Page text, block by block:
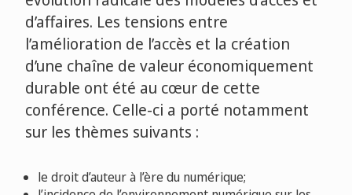
d’affaires. Les tensions entre
l’amélioration de l’accès et la création
d’une chaîne de valeur économiquement
durable ont été au cœur de cette
conférence. Celle-ci a porté notamment
sur les thèmes suivants :
le droit d’auteur à l’ère du numérique;